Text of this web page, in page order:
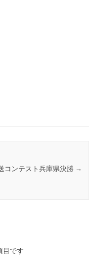
コンテスト兵庫県決勝 →
目です